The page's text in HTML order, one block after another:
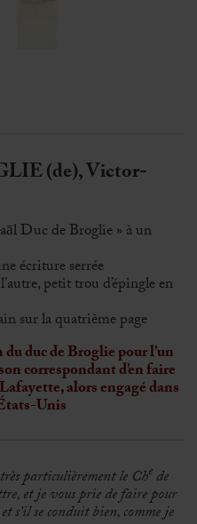
(de), Victor-
Duc de Broglie » à un
écriture serrée
petit trou d’épingle en
sur la quatrième page
duc de Broglie pour l’un
correspondant d’en faire
alors engagé dans
Unis
particulièrement le Che de
et je vous prie de faire pour
s’il se conduit bien, comme je